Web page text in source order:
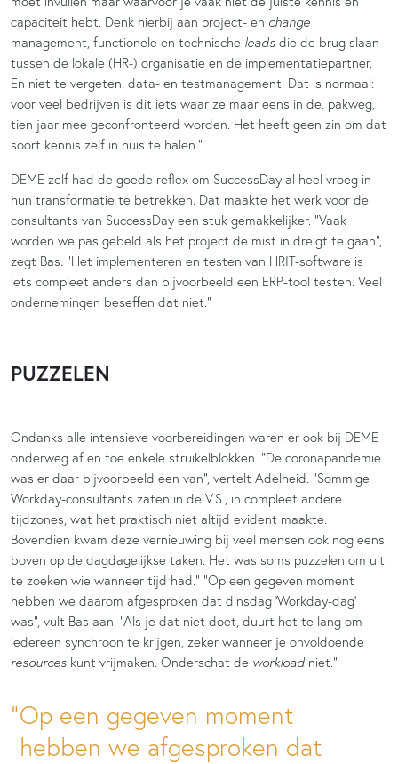
capaciteit hebt. Denk hierbij aan project- en change
management, functionele en technische leads die de brug slaan
tussen de lokale (HR-) organisatie en de implementatiepartner.
En niet te vergeten: data- en testmanagement. Dat is normaal:
voor veel bedrijven is dit iets waar ze maar eens in de, pakweg,
tien jaar mee geconfronteerd worden. Het heeft geen zin om dat
soort kennis zelf in huis te halen.”
DEME zelf had de goede reflex om SuccessDay al heel vroeg in
hun transformatie te betrekken. Dat maakte het werk voor de
consultants van SuccessDay een stuk gemakkelijker. “Vaak
worden we pas gebeld als het project de mist in dreigt te gaan”,
zegt Bas. “Het implementeren en testen van HRIT-software is
iets compleet anders dan bijvoorbeeld een ERP-tool testen. Veel
ondernemingen beseffen dat niet.”
PUZZELEN
Ondanks alle intensieve voorbereidingen waren er ook bij DEME
onderweg af en toe enkele struikelblokken. “De coronapandemie
was er daar bijvoorbeeld een van”, vertelt Adelheid. “Sommige
Workday-consultants zaten in de V.S., in compleet andere
tijdzones, wat het praktisch niet altijd evident maakte.
Bovendien kwam deze vernieuwing bij veel mensen ook nog eens
boven op de dagdagelijkse taken. Het was soms puzzelen om uit
te zoeken wie wanneer tijd had.” “Op een gegeven moment
hebben we daarom afgesproken dat dinsdag ‘Workday-dag’
was”, vult Bas aan. “Als je dat niet doet, duurt het te lang om
iedereen synchroon te krijgen, zeker wanneer je onvoldoende
resources kunt vrijmaken. Onderschat de workload niet.”
Op een gegeven moment
hebben we afgesproken dat